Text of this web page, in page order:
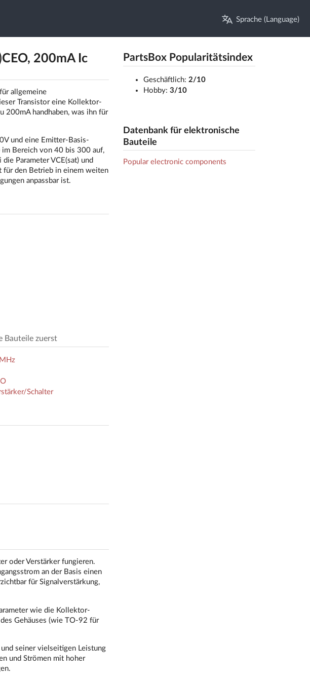
Sprache (Language)
200mA Ic
allgemeine
Transistor eine Kollektor-
200mA handhaben, was ihn für
und eine Emitter-Basis-
im Bereich von 40 bis 300 auf,
Parameter VCE(sat) und
für den Betrieb in einem weiten
anpassbar ist.
Bauteile zuerst
Schalter
oder Verstärker fungieren.
an der Basis einen
für Signalverstärkung,
wie die Kollektor-
Gehäuses (wie TO-92 für
seiner vielseitigen Leistung
und Strömen mit hoher
PartsBox Popularitätsindex
Geschäftlich: 2/10
Hobby: 3/10
Datenbank für elektronische
Bauteile
Popular electronic components